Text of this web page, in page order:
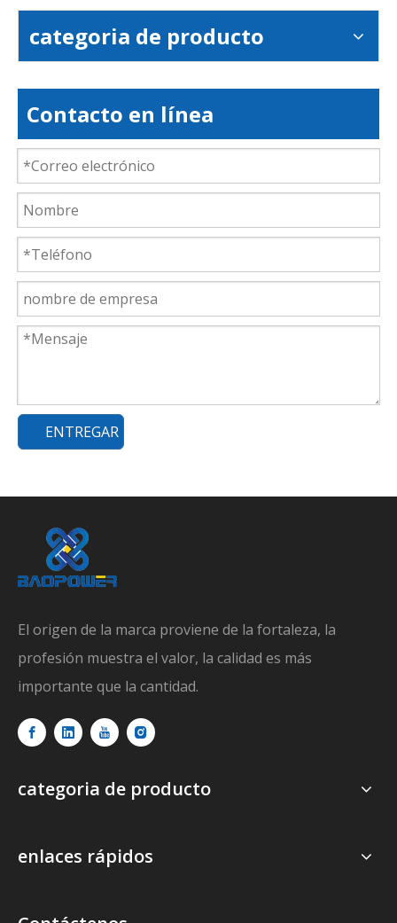
categoria de producto
Contacto en línea
ENTREGAR
El origen de la marca proviene de la fortaleza, la
profesión muestra el valor, la calidad es más
importante que la cantidad.
categoria de producto
enlaces rápidos